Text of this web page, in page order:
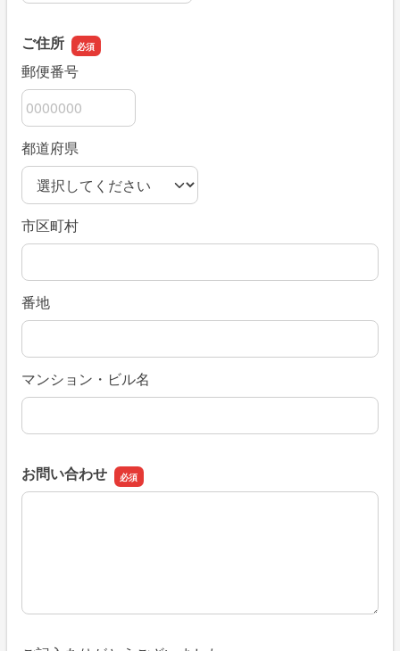
ご住所
郵便番号
都道府県
市区町村
番地
マンション・ビル名
お問い合わせ
お問い合わせ